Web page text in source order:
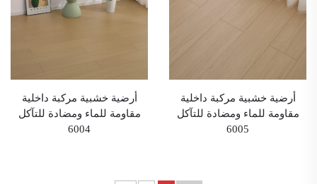
أرضية خشبية مركبة داخلية
مقاومة للماء ومضادة للتآكل
6005
أرضية خشبية مركبة داخلية
مقاومة للماء ومضادة للتآكل
6004